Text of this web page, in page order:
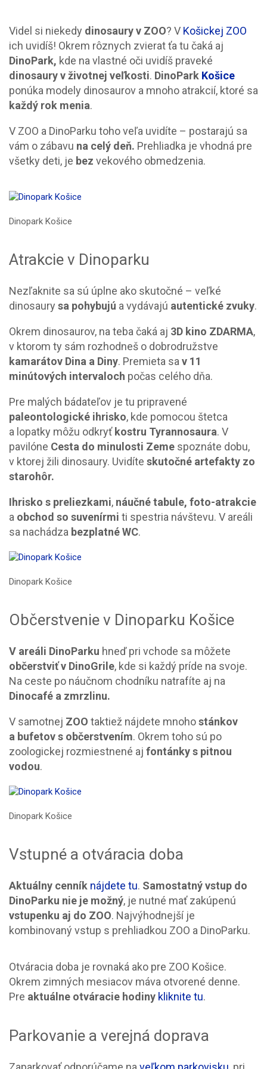
Videl si niekedy dinosaury v ZOO? V Košickej ZOO
ich uvidíš! Okrem rôznych zvierat ťa tu čaká aj
DinoPark, kde na vlastné oči uvidíš praveké
dinosaury v životnej veľkosti. DinoPark Košice
ponúka modely dinosaurov a mnoho atrakcií, ktoré sa
každý rok menia.
V ZOO a DinoParku toho veľa uvidíte – postarajú sa
vám o zábavu na celý deň. Prehliadka je vhodná pre
všetky deti, je bez vekového obmedzenia.
Dinopark Košice
Atrakcie v Dinoparku
Nezľaknite sa sú úplne ako skutočné – veľké
dinosaury sa pohybujú a vydávajú autentické zvuky.
Okrem dinosaurov, na teba čaká aj 3D kino ZDARMA,
v ktorom ty sám rozhodneš o dobrodružstve
kamarátov Dina a Diny. Premieta sa v 11
minútových intervaloch počas celého dňa.
Pre malých bádateľov je tu pripravené
paleontologické ihrisko, kde pomocou štetca
a lopatky môžu odkryť kostru Tyrannosaura. V
pavilóne Cesta do minulosti Zeme spoznáte dobu,
v ktorej žili dinosaury. Uvidíte skutočné artefakty zo
starohôr.
Ihrisko s preliezkami, náučné tabule, foto-atrakcie
a obchod so suvenírmi ti spestria návštevu. V areáli
sa nachádza bezplatné WC.
Dinopark Košice
Občerstvenie v Dinoparku Košice
V areáli DinoParku hneď pri vchode sa môžete
občerstviť v DinoGrile, kde si každý príde na svoje.
Na ceste po náučnom chodníku natrafíte aj na
Dinocafé a zmrzlinu.
V samotnej ZOO taktiež nájdete mnohostánkov
a bufetov s občerstvením. Okrem toho sú po
zoologickej rozmiestnené aj fontánky s pitnou
vodou.
Dinopark Košice
Vstupné a otváracia doba
Aktuálny cenník nájdete tu. Samostatný vstup do
DinoParku nie je možný, je nutné mať zakúpenú
vstupenku aj do ZOO. Najvýhodnejší je
kombinovaný vstup s prehliadkou ZOO a DinoParku.
Otváracia doba je rovnaká ako pre ZOO Košice.
Okrem zimných mesiacov máva otvorené denne.
Pre aktuálne otváracie hodiny kliknite tu.
Parkovanie a verejná doprava